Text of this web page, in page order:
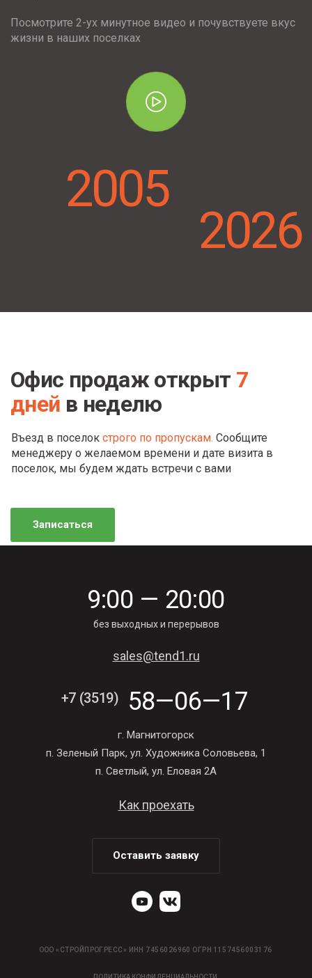
Посмотрите 2-ух минутное видео и почувствуете вкус
жизни в наших поселках
2005
2026
Офис продаж открыт 7
дней в неделю
Въезд в поселок строго по пропускам. Сообщите
менеджеру о желаемом времени и дате визита в
поселок, мы будем ждать встречи с вами
Записаться
9:00 — 20:00
без выходных и перерывов
sales@tend1.ru
+7 (3519) 58—06—17
г. Магнитогорск
п. Зеленый Парк, ул. Художника Соловьева, 1
п. Светлый, ул. Еловая 2А
Как проехать
Оставить заявку
ООО «СТРОЙПРОГРЕСС» ИНН 7456026960 ОГРН 1157456003176